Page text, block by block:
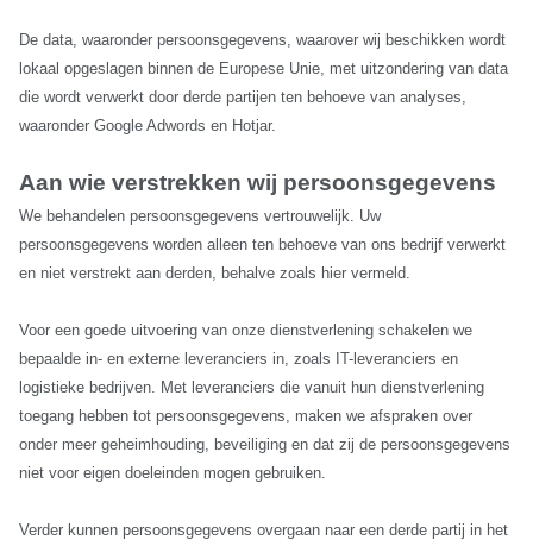
De data, waaronder persoonsgegevens, waarover wij beschikken wordt
lokaal opgeslagen binnen de Europese Unie, met uitzondering van data
die wordt verwerkt door derde partijen ten behoeve van analyses,
waaronder Google Adwords en Hotjar.
Aan wie verstrekken wij persoonsgegevens
We behandelen persoonsgegevens vertrouwelijk. Uw
persoonsgegevens worden alleen ten behoeve van ons bedrijf verwerkt
en niet verstrekt aan derden, behalve zoals hier vermeld.
Voor een goede uitvoering van onze dienstverlening schakelen we
bepaalde in- en externe leveranciers in, zoals IT-leveranciers en
logistieke bedrijven. Met leveranciers die vanuit hun dienstverlening
toegang hebben tot persoonsgegevens, maken we afspraken over
onder meer geheimhouding, beveiliging en dat zij de persoonsgegevens
niet voor eigen doeleinden mogen gebruiken.
Verder kunnen persoonsgegevens overgaan naar een derde partij in het